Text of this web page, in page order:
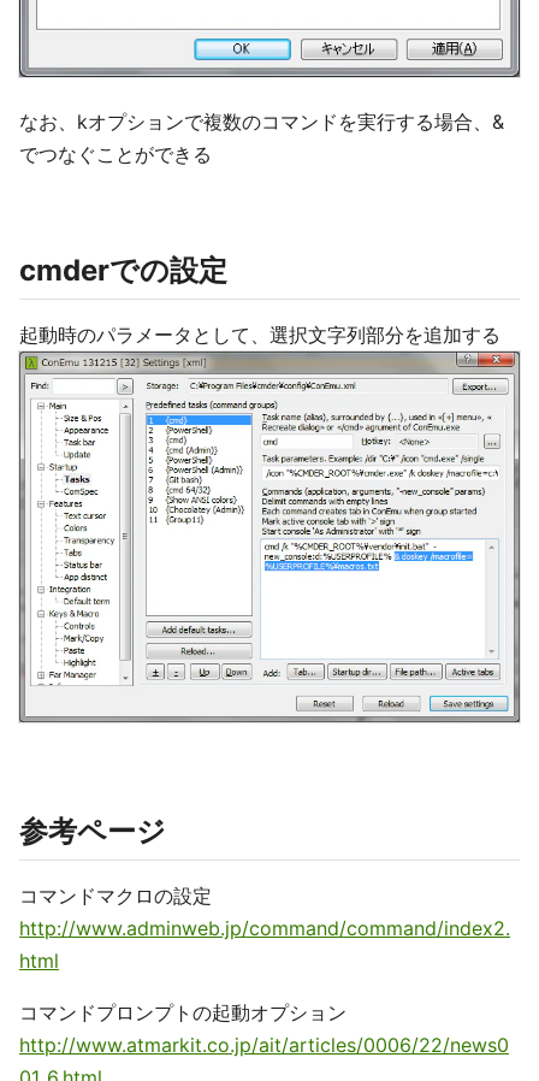
なお、kオプションで複数のコマンドを実行する場合、&
でつなぐことができる
cmderでの設定
起動時のパラメータとして、選択文字列部分を追加する
参考ページ
コマンドマクロの設定
http://www.adminweb.jp/command/command/index2.
html
コマンドプロンプトの起動オプション
http://www.atmarkit.co.jp/ait/articles/0006/22/news0